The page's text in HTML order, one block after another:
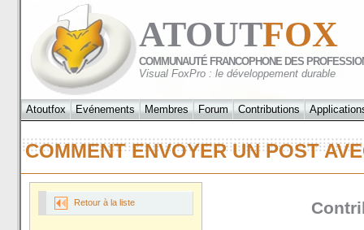
ATOUTFOX
COMMUNAUTÉ FRANCOPHONE DES
Visual FoxPro : le développement durable
Atoutfox Evénements Membres Forum Contributions
COMMENT ENVOYER UN POST
Retour à la liste